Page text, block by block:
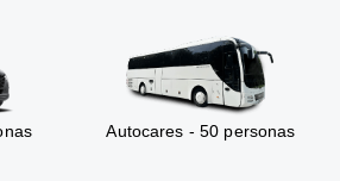
Autocares - 50 personas